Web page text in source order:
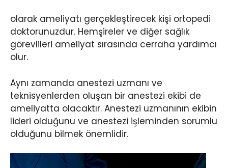
olarak ameliyatı gerçekleştirecek kişi ortopedi
doktorunuzdur. Hemşireler ve diğer sağlık
görevlileri ameliyat sırasında cerraha yardımcı
olur.
Aynı zamanda anestezi uzmanı ve
teknisyenlerden oluşan bir anestezi ekibi de
ameliyatta olacaktır. Anestezi uzmanının ekibin
lideri olduğunu ve anestezi işleminden sorumlu
olduğunu bilmek önemlidir.